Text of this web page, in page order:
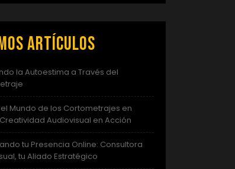
artículos
la Autoestima a Través del
el Mundo de los Cortometrajes en
Audiovisual en Acción
tu Presencia Online: Consultora
tu Aliado Estratégico